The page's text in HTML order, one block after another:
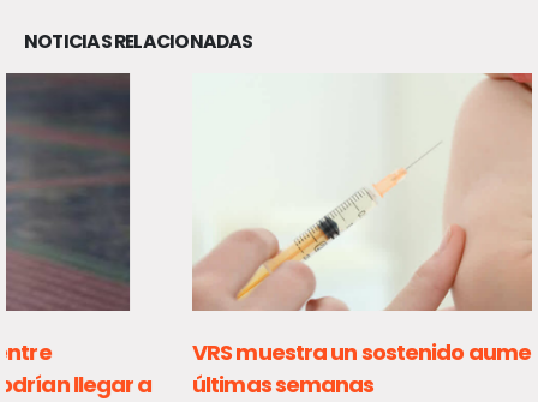
NOTICIAS RELACIONADAS
VRS muestra un sostenido aumento en las
últimas semanas